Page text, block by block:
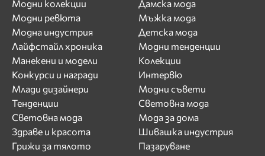
Модни колекции
Модни ревюта
Модна индустрия
Лайфстайл хроника
Манекени и модели
Конкурси и награди
Млади дизайнери
Тенденции
Световна мода
Здраве и красота
Грижи за тялото
Дамска мода
Мъжка мода
Детска мода
Модни тенденции
Колекции
Интервю
Модни съвети
Световна мода
Мода за дома
Шивашка индустрия
Пазаруване